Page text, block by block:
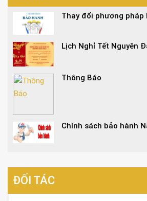
Thay đổi phương pháp
Lịch Nghỉ Tết Nguyên
Thông Báo
Chính sách bảo hành
ĐỐI TÁC